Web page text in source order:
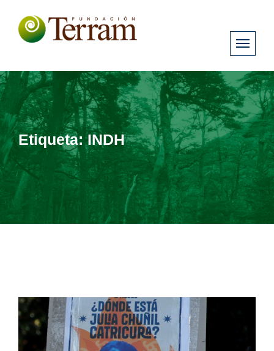
Etiqueta:INDH